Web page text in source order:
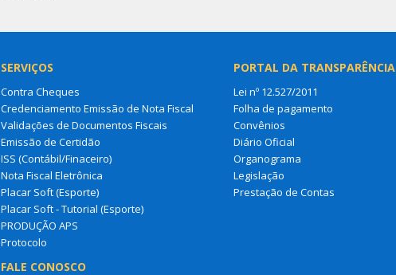
SERVIÇOS
Contra Cheques
Credenciamento Emissão de Nota Fiscal
Validações de Documentos Fiscais
Emissão de Certidão
ISS (Contábil/Finaceiro)
Nota Fiscal Eletrônica
Placar Soft (Esporte)
Placar Soft - Tutorial (Esporte)
PRODUÇÃO APS
Protocolo
FALE CONOSCO
PORTAL DA TRANSPARÊNCIA
Lei nº 12.527/2011
Folha de pagamento
Convênios
Diário Oficial
Organograma
Legislação
Prestação de Contas